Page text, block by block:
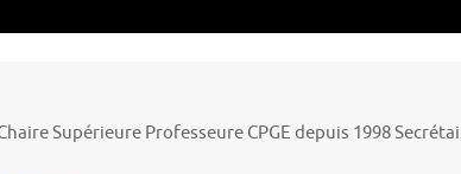
Supérieure Professeure CPGE depuis 1998